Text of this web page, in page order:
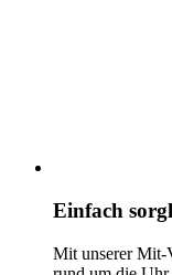
Einfach
Mit unserer Mit-